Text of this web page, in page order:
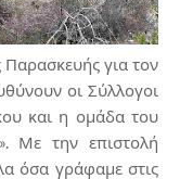
για τον
οι Σύλλογοι
και η ομάδα του
Με την επιστολή
όσα γράφαμε στις